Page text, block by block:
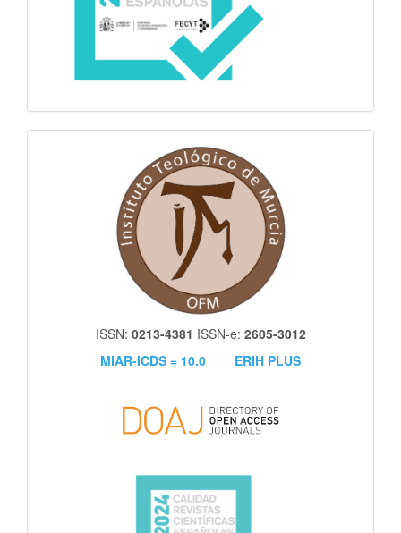
ISSN: 0213-4381 ISSN-e: 2605-3012
MIAR-ICDS = 10.0
ERIH PLUS